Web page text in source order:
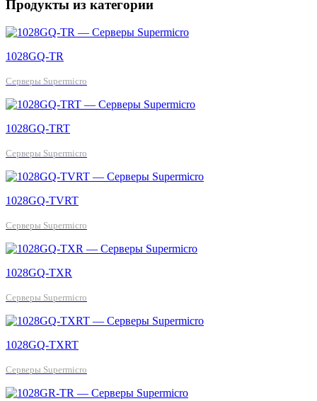
Продукты из категории
1028GQ-TR
Серверы Supermicro
1028GQ-TRT
Серверы Supermicro
1028GQ-TVRT
Серверы Supermicro
1028GQ-TXR
Серверы Supermicro
1028GQ-TXRT
Серверы Supermicro